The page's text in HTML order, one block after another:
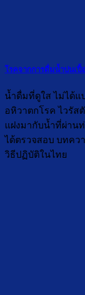
โรคจากการดื่มน้ำปนเ
น้ำดื่มที่ดูใส ไม่ได้แ
อหิวาตกโรค ไวรัส
แฝงมากับน้ำที่ผ่าน
ได้ตรวจสอบ บทคว
วิธีปฏิบัติในไทย